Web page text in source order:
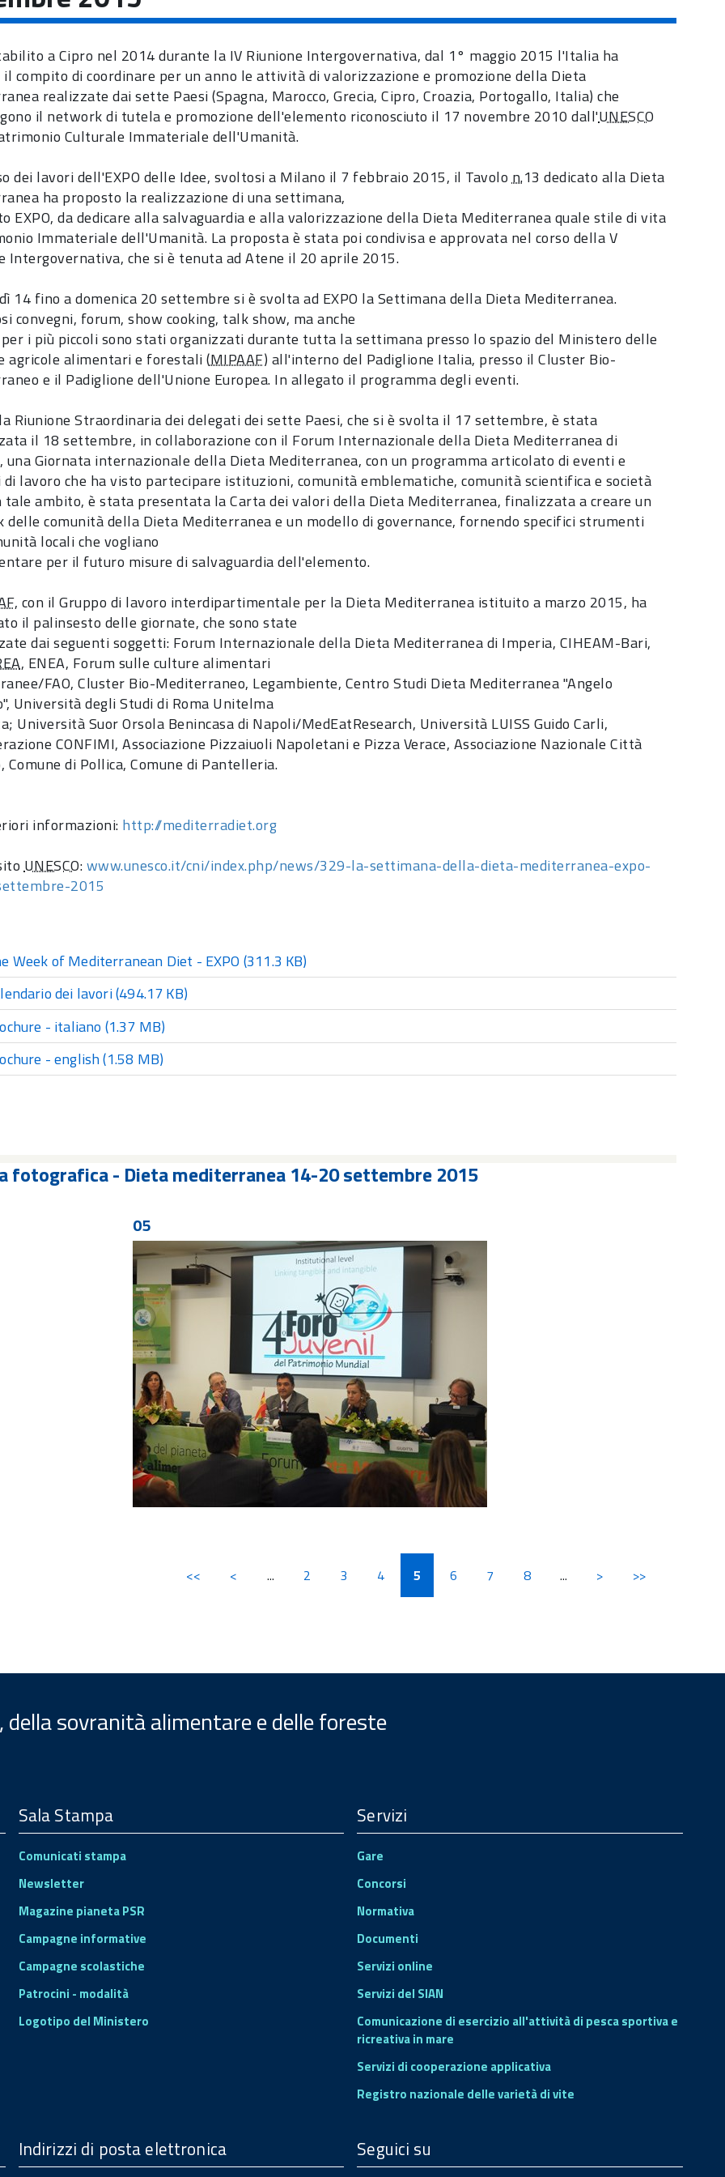
a Cipro nel 2014 durante la IV Riunione Intergovernativa, dal 1° maggio 2015 l'Italia ha
il compito di coordinare per un anno le attività di valorizzazione e promozione della Dieta
realizzate dai sette Paesi (Spagna, Marocco, Grecia, Cipro, Croazia, Portogallo, Italia) che
il network di tutela e promozione dell'elemento riconosciuto il 17 novembre 2010 dall'UNESCO
Culturale Immateriale dell'Umanità.
dei lavori dell'EXPO delle Idee, svoltosi a Milano il 7 febbraio 2015, il Tavolon.13 dedicato alla Dieta
ha proposto la realizzazione di una settimana,
EXPO, da dedicare alla salvaguardia e alla valorizzazione della Dieta Mediterranea quale stile di vita
Immateriale dell'Umanità. La proposta è stata poi condivisa e approvata nel corso della V
Intergovernativa, che si è tenuta ad Atene il 20 aprile 2015.
14 fino a domenica 20 settembre si è svolta ad EXPO la Settimana della Dieta Mediterranea.
convegni, forum, show cooking, talk show, ma anche
i più piccoli sono stati organizzati durante tutta la settimana presso lo spazio del Ministero delle
agricole alimentari e forestali (MIPAAF) all'interno del Padiglione Italia, presso il Cluster Bio-
e il Padiglione dell'Unione Europea. In allegato il programma degli eventi.
Riunione Straordinaria dei delegati dei sette Paesi, che si è svolta il 17 settembre, è stata
il 18 settembre, in collaborazione con il Forum Internazionale della Dieta Mediterranea di
una Giornata internazionale della Dieta Mediterranea, con un programma articolato di eventi e
di lavoro che ha visto partecipare istituzioni, comunità emblematiche, comunità scientifica e società
tale ambito, è stata presentata la Carta dei valori della Dieta Mediterranea, finalizzata a creare un
delle comunità della Dieta Mediterranea e un modello di governance, fornendo specifici strumenti
locali che vogliano
per il futuro misure di salvaguardia dell'elemento.
, con il Gruppo di lavoro interdipartimentale per la Dieta Mediterranea istituito a marzo 2015, ha
il palinsesto delle giornate, che sono state
dai seguenti soggetti: Forum Internazionale della Dieta Mediterranea di Imperia, CIHEAM-Bari,
, ENEA, Forum sulle culture alimentari
FAO, Cluster Bio-Mediterraneo, Legambiente, Centro Studi Dieta Mediterranea "Angelo
Università degli Studi di Roma Unitelma
Università Suor Orsola Benincasa di Napoli/MedEatResearch, Università LUISS Guido Carli,
CONFIMI, Associazione Pizzaiuoli Napoletani e Pizza Verace, Associazione Nazionale Città
Comune di Pollica, Comune di Pantelleria.
informazioni: http://mediterradiet.org
UNESCO:www.unesco.it/cni/index.php/news/329-la-settimana-della-dieta-mediterranea-expo-
2015
Week of Mediterranean Diet - EXPO (311.3 KB)
dei lavori(494.17 KB)
- italiano (1.37 MB)
- english(1.58 MB)
fotografica - Dieta mediterranea 14-20 settembre 2015
05
<< < ... 2 3 4 5 6 7 8 ... > >>
sovranità alimentare e delle foreste
Sala Stampa
Comunicati stampa
Newsletter
Magazine pianeta PSR
Campagne informative
Campagne scolastiche
Patrocini - modalità
Logotipo del Ministero
Servizi
Gare
Concorsi
Normativa
Documenti
Servizi online
Servizi del SIAN
Comunicazione di esercizio all'attività di pesca sportiva e
ricreativa in mare
Servizi di cooperazione applicativa
Registro nazionale delle varietà di vite
Indirizzi di posta elettronica Seguici su